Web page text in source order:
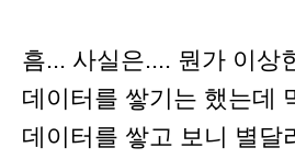
흠... 사실은.... 뭔가 이상
데이터를 쌓기는 했는데
데이터를 쌓고 보니 별달